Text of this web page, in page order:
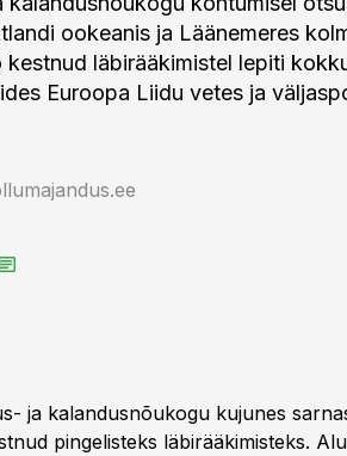
ookeanis ja Läänemeres
läbirääkimistel lepiti
Euroopa Liidu vetes ja
ja kalandusnõukogu kujunes
pingelisteks läbirääkimisteks.